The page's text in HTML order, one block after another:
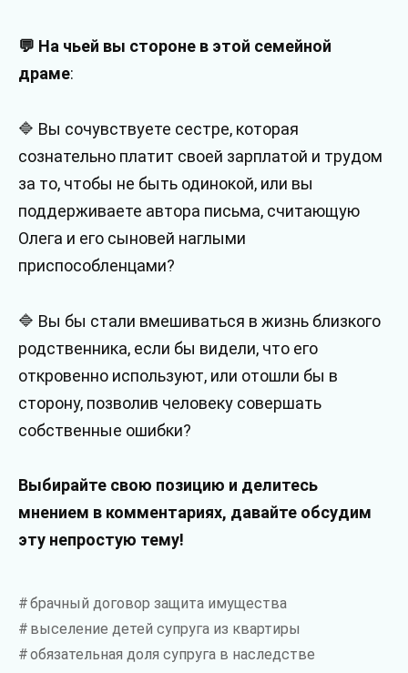
💬 На чьей вы стороне в этой семейной
драме:
🔷 Вы сочувствуете сестре, которая
сознательно платит своей зарплатой и трудом
за то, чтобы не быть одинокой, или вы
поддерживаете автора письма, считающую
Олега и его сыновей наглыми
приспособленцами?
🔷 Вы бы стали вмешиваться в жизнь близкого
родственника, если бы видели, что его
откровенно используют, или отошли бы в
сторону, позволив человеку совершать
собственные ошибки?
Выбирайте свою позицию и делитесь
мнением в комментариях, давайте обсудим
эту непростую тему!
брачный договор защита имущества
выселение детей супруга из квартиры
обязательная доля супруга в наследстве